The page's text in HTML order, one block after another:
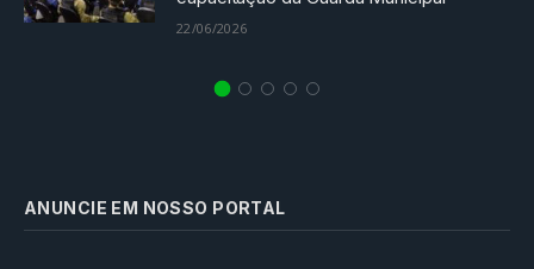
22/06/2026
ANUNCIE EM NOSSO PORTAL